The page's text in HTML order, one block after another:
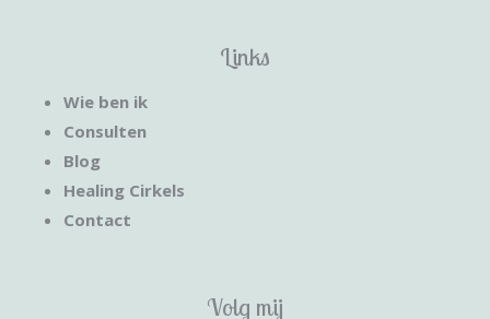
Links
Wie ben ik
Consulten
Blog
Healing Cirkels
Contact
Volg mij